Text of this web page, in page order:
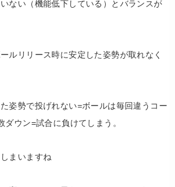
ない（機能低下している）とバランスが
ルリリース時に安定した姿勢が取れなく
姿勢で投げれない=ボールは毎回違うコー
ダウン=試合に負けてしまう。
まいますね